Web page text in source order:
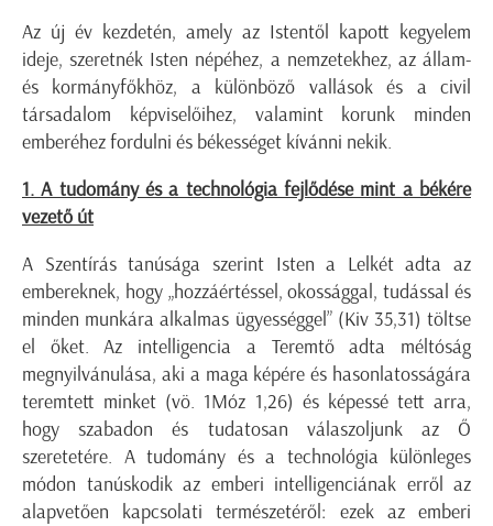
Az új év kezdetén, amely az Istentől kapott kegyelem
ideje, szeretnék Isten népéhez, a nemzetekhez, az állam-
és kormányfőkhöz, a különböző vallások és a civil
társadalom képviselőihez, valamint korunk minden
emberéhez fordulni és békességet kívánni nekik.
1. A tudomány és a technológia fejlődése mint a békére
vezető út
A Szentírás tanúsága szerint Isten a Lelkét adta az
embereknek, hogy „hozzáértéssel, okossággal, tudással és
minden munkára alkalmas ügyességgel” (Kiv 35,31) töltse
el őket. Az intelligencia a Teremtő adta méltóság
megnyilvánulása, aki a maga képére és hasonlatosságára
teremtett minket (vö. 1Móz 1,26) és képessé tett arra,
hogy szabadon és tudatosan válaszoljunk az Ő
szeretetére. A tudomány és a technológia különleges
módon tanúskodik az emberi intelligenciának erről az
alapvetően kapcsolati természetéről: ezek az emberi